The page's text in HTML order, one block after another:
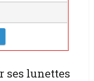
ses lunettes